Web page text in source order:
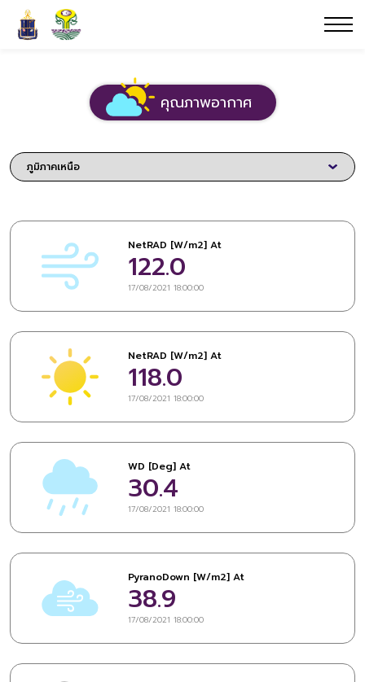
คุณภาพอากาศ
NetRAD [W/m2] At
122.0
17/08/2021 18:00:00
NetRAD [W/m2] At
118.0
17/08/2021 18:00:00
WD [Deg] At
30.4
17/08/2021 18:00:00
PyranoDown [W/m2] At
38.9
17/08/2021 18:00:00